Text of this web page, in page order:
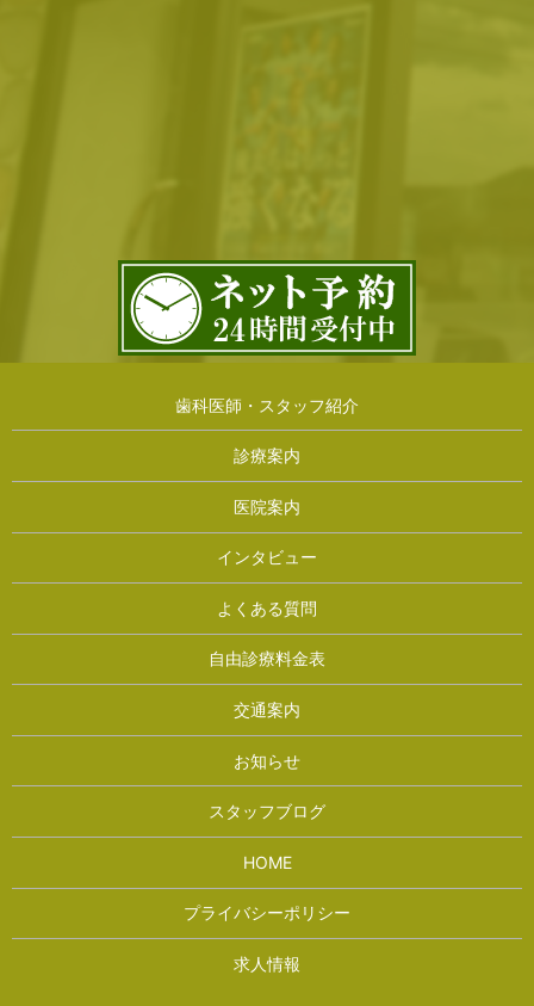
歯科医師・スタッフ紹介
診療案内
医院案内
インタビュー
よくある質問
自由診療料金表
交通案内
お知らせ
スタッフブログ
HOME
プライバシーポリシー
求人情報